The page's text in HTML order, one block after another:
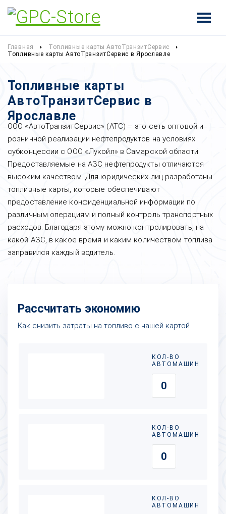
Главная
Топливные карты АвтоТранзитСервис
Топливные карты АвтоТранзитСервис в Ярославле
Топливные карты
АвтоТранзитСервис в
Ярославле
ООО «АвтоТранзитСервис» (АТС) – это сеть оптовой и
розничной реализации нефтепродуктов на условиях
субконцессии с ООО «Лукойл» в Самарской области.
Предоставляемые на АЗС нефтепродукты отличаются
высоким качеством. Для юридических лиц разработаны
топливные карты, которые обеспечивают
предоставление конфиденциальной информации по
различным операциям и полный контроль транспортных
расходов. Благодаря этому можно контролировать, на
какой АЗС, в какое время и каким количеством топлива
заправился каждый водитель.
Рассчитать экономию
Как снизить затраты на топливо с нашей картой
КОЛ-ВО
АВТОМАШИН
КОЛ-ВО
АВТОМАШИН
КОЛ-ВО
АВТОМАШИН